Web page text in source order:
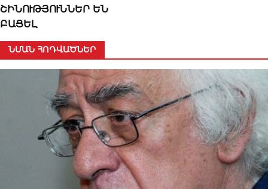
ՇԻՆՈՒԹՅՈՒՆՆԵՐ ԵՆ
ԲԱՑԵԼ
ՆՄԱՆ ՀՈԴՎԱԾՆԵՐ